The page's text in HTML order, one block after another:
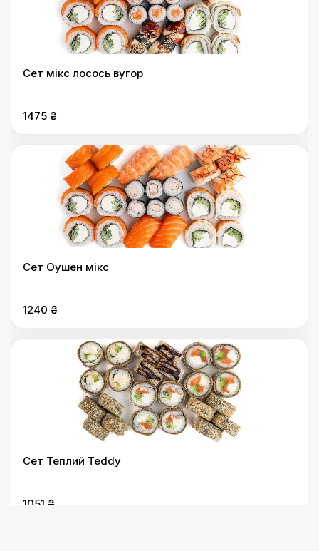
Сет мікс лосось вугор
1475 ₴
Сет Оушен мікс
1240 ₴
Сет Теплий Teddy
1051 ₴